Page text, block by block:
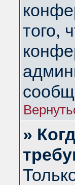
того,
»